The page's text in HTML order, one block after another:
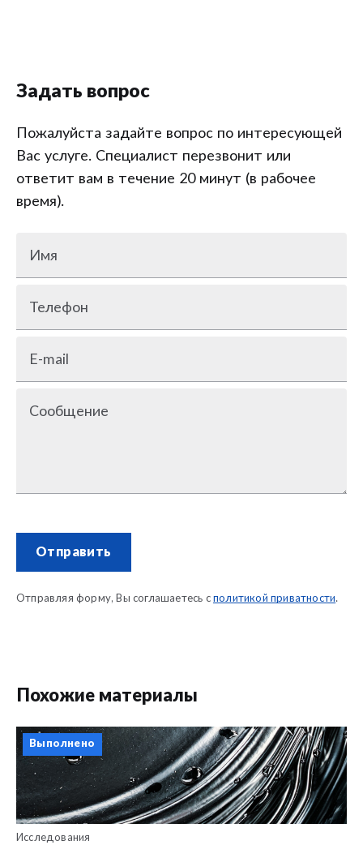
Задать вопрос
Пожалуйста задайте вопрос по интересующей
Вас услуге. Специалист перезвонит или
ответит вам в течение 20 минут (в рабочее
время).
Имя
Телефон
E-mail
Сообщение
Отправить
Отправляя форму, Вы соглашаетесь с политикой приватности.
Похожие материалы
Выполнено
Исследования